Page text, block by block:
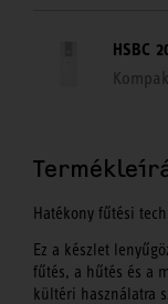
HSBC
Hatékony fűtési
Ez a készlet
fűtés, a hűtés és a
kültéri használatra